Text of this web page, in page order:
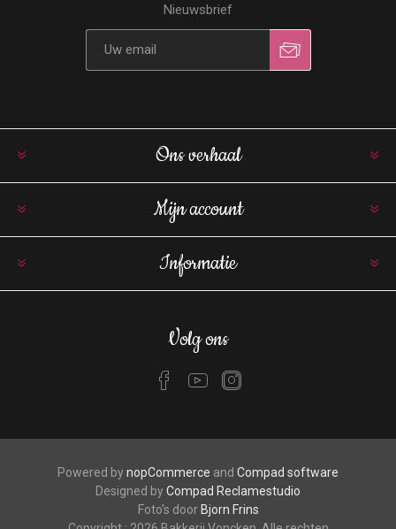
Nieuwsbrief
Ons verhaal
Mijn account
Informatie
Volg ons
Powered bynopCommerce and Compad software
Designed byCompad Reclamestudio
Foto's door Bjorn Frins